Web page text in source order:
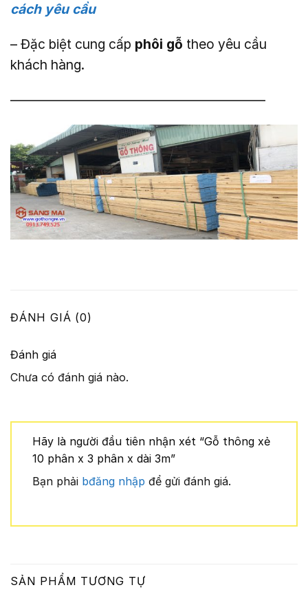
cách yêu cầu
– Đặc biệt cung cấp phôi gỗ theo yêu cầu
khách hàng.
———————————————————–
ĐÁNH GIÁ (0)
Đánh giá
Chưa có đánh giá nào.
Hãy là người đầu tiên nhận xét “Gỗ thông xẻ
10 phân x 3 phân x dài 3m”
Bạn phải bđăng nhập để gửi đánh giá.
SẢN PHẨM TƯƠNG TỰ